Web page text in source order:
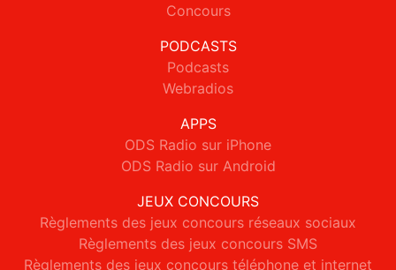
Concours
PODCASTS
Podcasts
Webradios
APPS
ODS Radio sur iPhone
ODS Radio sur Android
JEUX CONCOURS
Règlements des jeux concours réseaux sociaux
Règlements des jeux concours SMS
Règlements des jeux concours téléphone et internet